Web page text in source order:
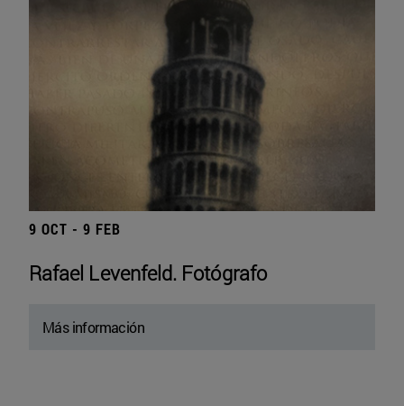
9 OCT - 9 FEB
Rafael Levenfeld. Fotógrafo
Más información